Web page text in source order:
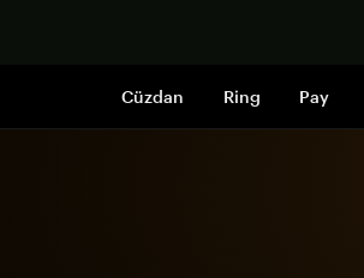
Cüzdan Ring Pay